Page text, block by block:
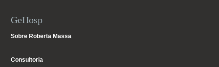
GeHosp
Sobre Roberta Massa
Consultoria